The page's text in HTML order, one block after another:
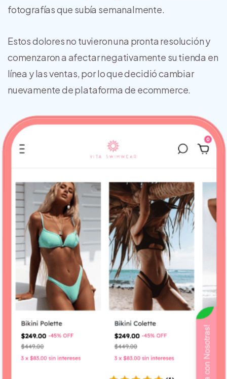
fotografías que subía semanalmente.
Estos dolores no tuvieron una pronta resolución y
comenzaron a afectar negativamente su tienda en
línea y las ventas, por lo que decidió cambiar
nuevamente de plataforma de ecommerce.